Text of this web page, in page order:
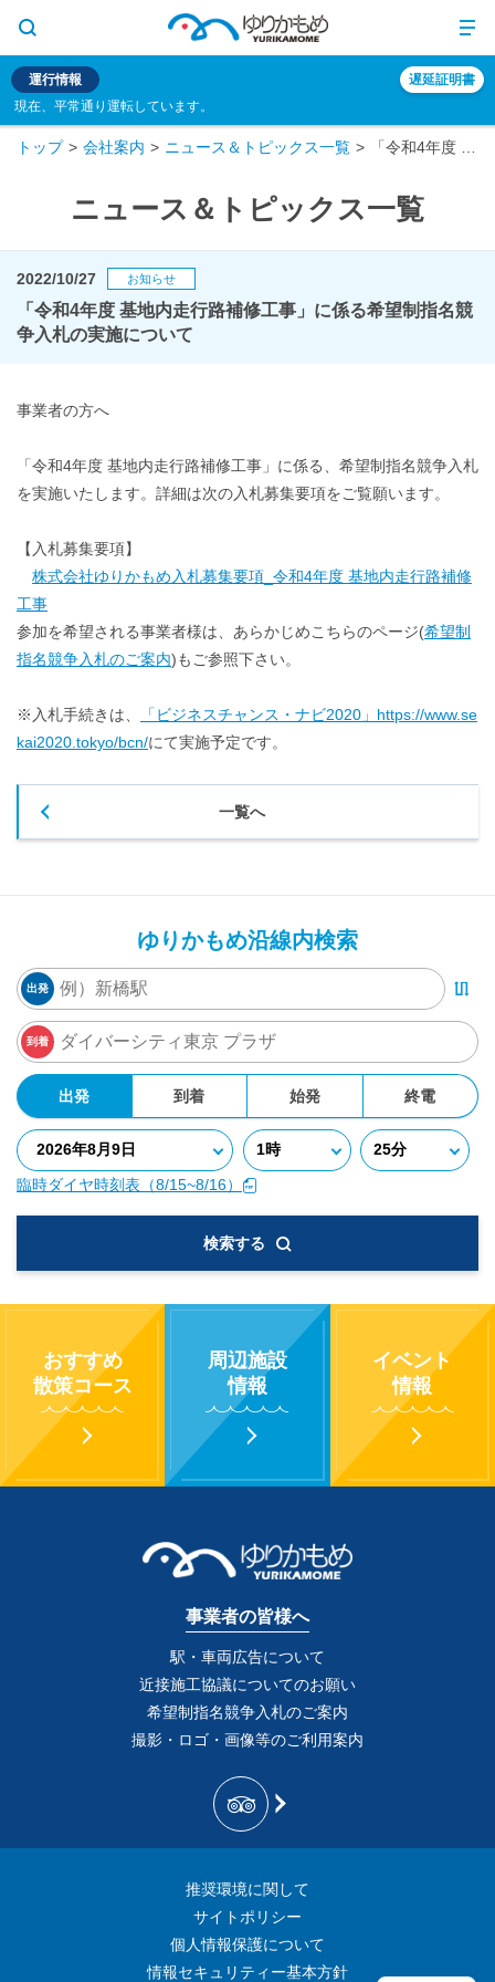
運行情報
現在、平常通り運転しています。
遅延証明書
トップ 会社案内 ニュース＆トピックス一覧
ニュース＆トピックス一覧
2022/10/27 お知らせ
「令和4年度 基地内走行路補修工事」に係る希望制指名競
争入札の実施について
事業者の方へ
「令和4年度 基地内走行路補修工事」に係る、希望制指名競争入札
を実施いたします。詳細は次の入札募集要項をご覧願います。
【入札募集要項】
株式会社ゆりかもめ入札募集要項_令和4年度 基地内走行路補修
工事
参加を希望される事業者様は、あらかじめこちらのページ(希望制
指名競争入札のご案内)もご参照下さい。
※入札手続きは、
「ビジネスチャンス・ナビ2020」https://www.se
kai2020.tokyo/bcn/にて実施予定です。
一覧へ
ゆりかもめ沿線内検索
出発
到着
出発 到着 始発 終電
臨時ダイヤ時刻表（8/15~8/16）
検索する
おすすめ
散策コース
周辺施設
情報
イベント
情報
事業者の皆様へ
駅・車両広告について
近接施工協議についてのお願い
希望制指名競争入札のご案内
撮影・ロゴ・画像等のご利用案内
推奨環境に関して
サイトポリシー
個人情報保護について
情報セキュリティー基本方針